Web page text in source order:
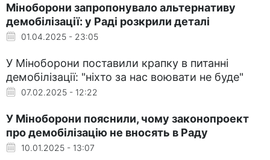
Міноборони запропонувало альтернативу
демобілізації: у Раді розкрили деталі
01.04.2025 - 23:05
У Міноборони поставили крапку в питанні
демобілізації: "ніхто за нас воювати не буде"
07.02.2025 - 12:22
У Міноборони пояснили, чому законопроект
про демобілізацію не вносять в Раду
10.01.2025 - 13:07